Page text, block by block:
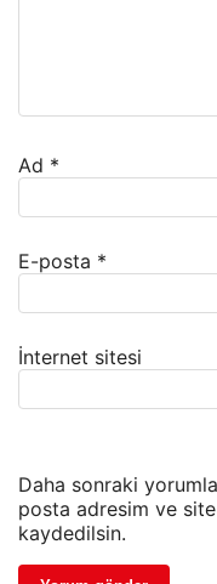
Ad *
E-posta *
İnternet sitesi
Daha sonraki
posta adresim ve
kaydedilsin.